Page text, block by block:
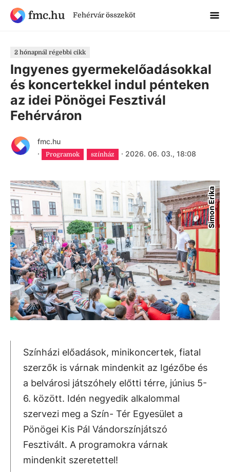
fmc.hu Fehérvár összeköt
2 hónapnál régebbi cikk
Ingyenes gyermekelőadásokkal
és koncertekkel indul pénteken
az idei Pönögei Fesztivál
Fehérváron
fmc.hu
·
Programok színház · 2026. 06. 03., 18:08
Simon Erika
Színházi előadások, minikoncertek, fiatal
szerzők is várnak mindenkit az Igézőbe és
a belvárosi játszóhely előtti térre, június 5-
6. között. Idén negyedik alkalommal
szervezi meg a Szín- Tér Egyesület a
Pönögei Kis Pál Vándorszínjátszó
Fesztivált. A programokra várnak
mindenkit szeretettel!